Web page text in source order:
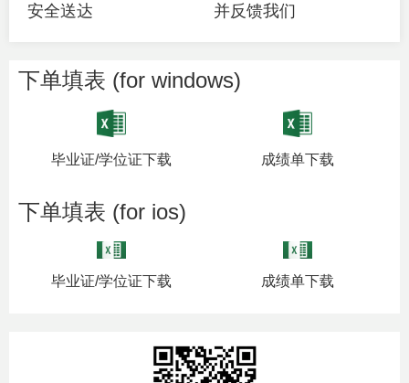
安全送达
并反馈我们
下单填表 (for windows)
毕业证/学位证下载 成绩单下载
下单填表 (for ios)
毕业证/学位证下载 成绩单下载